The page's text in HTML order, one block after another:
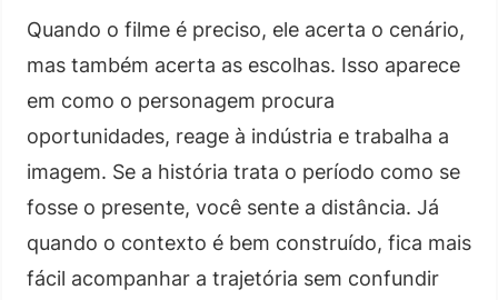
Quando o filme é preciso, ele acerta o cenário,
mas também acerta as escolhas. Isso aparece
em como o personagem procura
oportunidades, reage à indústria e trabalha a
imagem. Se a história trata o período como se
fosse o presente, você sente a distância. Já
quando o contexto é bem construído, fica mais
fácil acompanhar a trajetória sem confundir